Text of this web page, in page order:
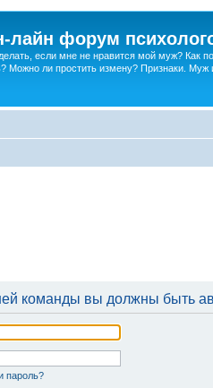
лайн форум
если мне не нравится мой муж? Как
Можно ли простить измену? Признаки. Муж
команды вы должны быть
пароль?